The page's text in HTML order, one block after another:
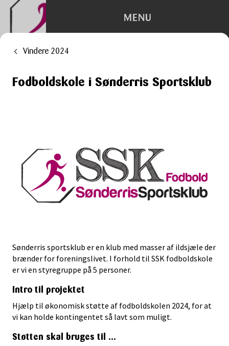
Vindere 2024
Fodboldskole i Sønderris Sportsklub
Sønderris sportsklub er en klub med masser af ildsjæle der
brænder for foreningslivet. I forhold til SSK fodboldskole
er vi en styregruppe på 5 personer.
Intro til projektet
Hjælp til økonomisk støtte af fodboldskolen 2024, for at
vi kan holde kontingentet så lavt som muligt.
Støtten skal bruges til ...
MENU
Depotrum
Container
Trailerudlejning
Tilbehør